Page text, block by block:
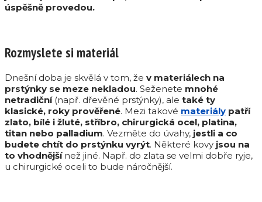
úspěšně provedou.
Rozmyslete si materiál
Dnešní doba je skvělá v tom, že v materiálech na
prstýnky se meze nekladou. Seženete mnohé
netradiční(např. dřevěné prstýnky), ale také ty
klasické, roky prověřené. Mezi takové materiály patří
zlato, bílé i žluté, stříbro, chirurgická ocel, platina,
titan nebo palladium. Vezměte do úvahy, jestli a co
budete chtít do prstýnku vyrýt. Některé kovy jsou na
to vhodnějšínež jiné. Např. do zlata se velmi dobře ryje,
u chirurgické oceli to bude náročnější.